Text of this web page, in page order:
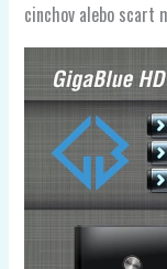
cinchov alebo scart